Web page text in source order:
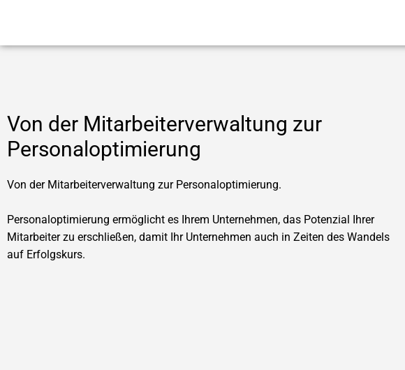
Von der Mitarbeiterverwaltung zur
Personaloptimierung
Von der Mitarbeiterverwaltung zur Personaloptimierung.
Personaloptimierung ermöglicht es Ihrem Unternehmen, das Potenzial Ihrer
Mitarbeiter zu erschließen, damit Ihr Unternehmen auch in Zeiten des Wandels
auf Erfolgskurs.